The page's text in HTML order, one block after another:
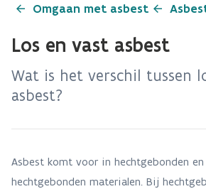
Omgaan met asbest
Los en vast asbest
Wat is het verschil tussen
asbest?
Asbest komt voor in hechtgebonden
hechtgebonden materialen. Bij